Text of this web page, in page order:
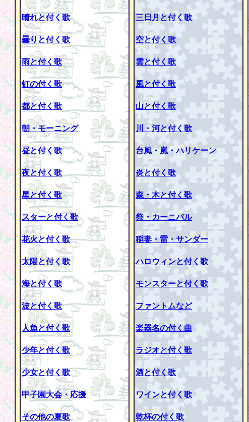
晴れと付く歌
曇りと付く歌
雨と付く歌
虹の付く歌
都と付く歌
朝・モーニング
昼と付く歌
夜と付く歌
星と付く歌
スターと付く歌
花火と付く歌
太陽と付く歌
海と付く歌
波と付く歌
人魚と付く歌
少年と付く歌
少女と付く歌
甲子園大会・応援
その他の夏歌
三日月と付く歌
空と付く歌
雲と付く歌
風と付く歌
山と付く歌
川・河と付く歌
台風・嵐・ハリケーン
炎と付く歌
森・木と付く歌
祭・カーニバル
稲妻・雷・サンダー
ハロウィンと付く歌
モンスターと付く歌
ファントムなど
楽器名の付く曲
ラジオと付く歌
酒と付く歌
ワインと付く歌
乾杯の付く歌